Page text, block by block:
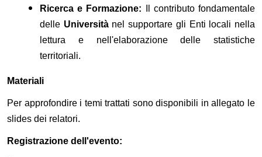
Ricerca e Formazione: Il contributo fondamentale
delle Universitànel supportare gli Enti locali nella
lettura e nell'elaborazione delle statistiche
territoriali.
Materiali
Per approfondire i temi trattati sono disponibili in allegato le
slides dei relatori.
Registrazione dell'evento: